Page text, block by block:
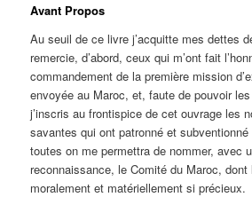
Avant Propos
Au seuil de ce livre j’acquitte mes dettes
remercie, d’abord, ceux qui m’ont fait
commandement de la première mission
envoyée au Maroc, et, faute de pouvoir
j’inscris au frontispice de cet ouvrage les
savantes qui ont patronné et
toutes on me permettra de nommer, avec
reconnaissance, le Comité du Maroc,
moralement et matériellement si précieux.